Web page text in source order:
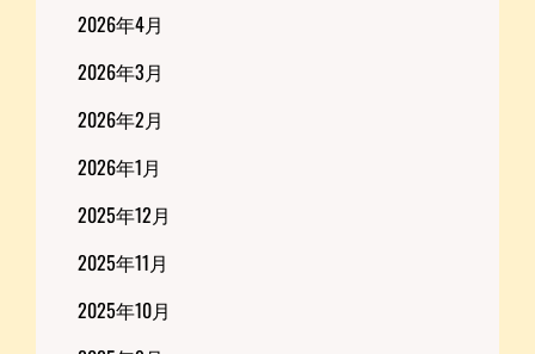
2026年4月
2026年3月
2026年2月
2026年1月
2025年12月
2025年11月
2025年10月